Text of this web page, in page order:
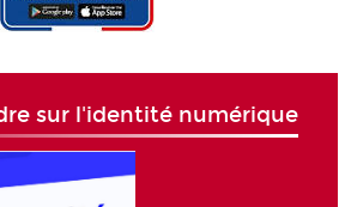
sur l'identité numérique